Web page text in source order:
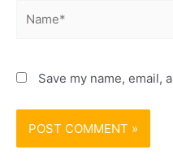
Save my name, email,